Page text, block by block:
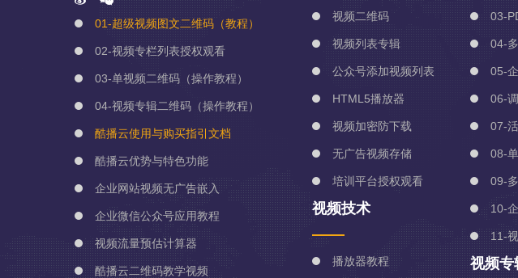
01-超级视频图文二维码（教程）
02-视频专栏列表授权观看
03-单视频二维码（操作教程）
04-视频专辑二维码（操作教程）
酷播云使用与购买指引文档
酷播云优势与特色功能
企业网站视频无广告嵌入
企业微信公众号应用教程
视频流量预估计算器
酷播云二维码教学视频
视频二维码
视频列表专辑
公众号添加视频列表
HTML5播放器
视频加密防下载
无广告视频存储
培训平台授权观看
视频技术
播放器教程
03-
04-
05-
06-
07-
08-
09-
10-
11-
视频专